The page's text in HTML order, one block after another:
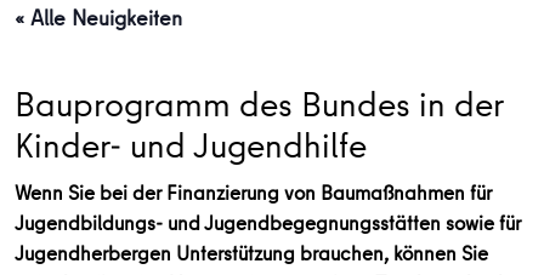
« Alle Neuigkeiten
Bauprogramm des Bundes in der
Kinder- und Jugendhilfe
Wenn Sie bei der Finanzierung von Baumaßnahmen für
Jugendbildungs- und Jugendbegegnungsstätten sowie für
Jugendherbergen Unterstützung brauchen, können Sie